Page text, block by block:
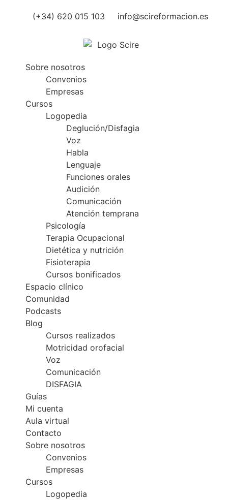
(+34) 620 015 103 info@scireformacion.es
Sobre nosotros
Convenios
Empresas
Cursos
Logopedia
Deglución/Disfagia
Voz
Habla
Lenguaje
Funciones orales
Audición
Comunicación
Atención temprana
Psicología
Terapia Ocupacional
Dietética y nutrición
Fisioterapia
Cursos bonificados
Espacio clínico
Comunidad
Podcasts
Blog
Cursos realizados
Motricidad orofacial
Voz
Comunicación
DISFAGIA
Guías
Mi cuenta
Aula virtual
Contacto
Sobre nosotros
Convenios
Empresas
Cursos
Logopedia